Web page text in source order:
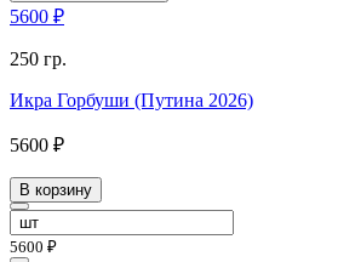
5600 ₽
250 гр.
Икра Горбуши (Путина 2026)
5600 ₽
В корзину
5600 ₽